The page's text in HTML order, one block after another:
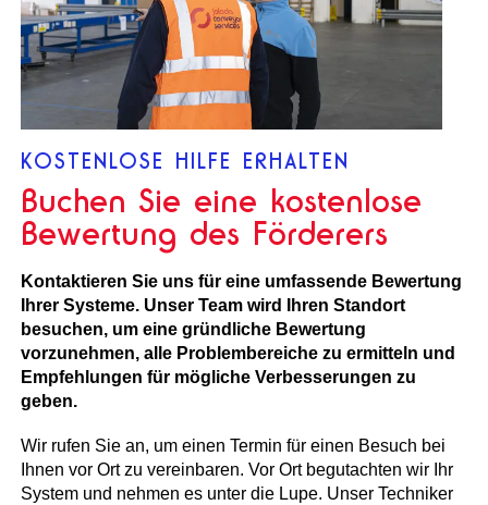
KOSTENLOSE HILFE ERHALTEN
Buchen Sie eine kostenlose
Bewertung des Förderers
Kontaktieren Sie uns für eine umfassende Bewertung
Ihrer Systeme. Unser Team wird Ihren Standort
besuchen, um eine gründliche Bewertung
vorzunehmen, alle Problembereiche zu ermitteln und
Empfehlungen für mögliche Verbesserungen zu
geben.
Wir rufen Sie an, um einen Termin für einen Besuch bei
Ihnen vor Ort zu vereinbaren. Vor Ort begutachten wir Ihr
System und nehmen es unter die Lupe. Unser Techniker